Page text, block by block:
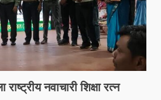
नवाचारी शिक्षा रत्न